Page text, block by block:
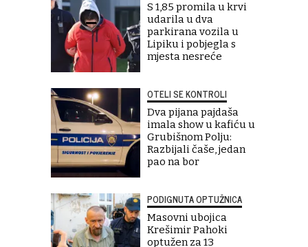
S 1,85 promila u krvi
udarila u dva
parkirana vozila u
Lipiku i pobjegla s
mjesta nesreće
OTELI SE KONTROLI
Dva pijana pajdaša
imala show u kafiću u
Grubišnom Polju:
Razbijali čaše, jedan
pao na bor
PODIGNUTA OPTUŽNICA
Masovni ubojica
Krešimir Pahoki
optužen za 13